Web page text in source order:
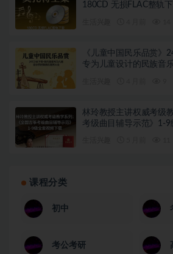
180CD 无损FLAC整轨
《儿童中国民乐品赏》
专为儿童设计的民族音
林玲教授主讲权威考级
考级曲目辅导示范》1-9
课程分类
初中
考公考研